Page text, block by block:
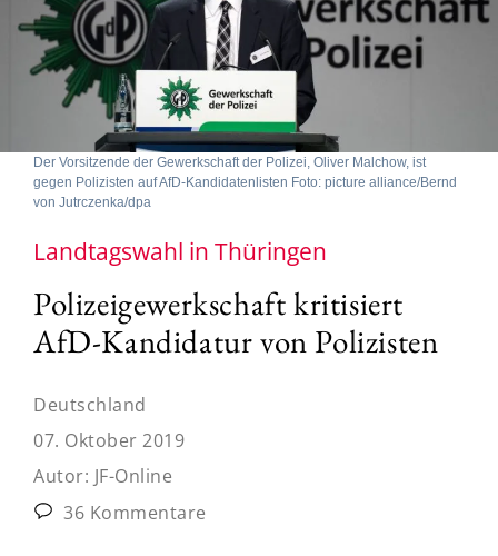
Der Vorsitzende der Gewerkschaft der Polizei, Oliver Malchow, ist
gegen Polizisten auf AfD-Kandidatenlisten Foto: picture alliance/Bernd
von Jutrczenka/dpa
Landtagswahl in Thüringen
Polizeigewerkschaft kritisiert
AfD-Kandidatur von Polizisten
Deutschland
07. Oktober 2019
Autor: JF-Online
36 Kommentare